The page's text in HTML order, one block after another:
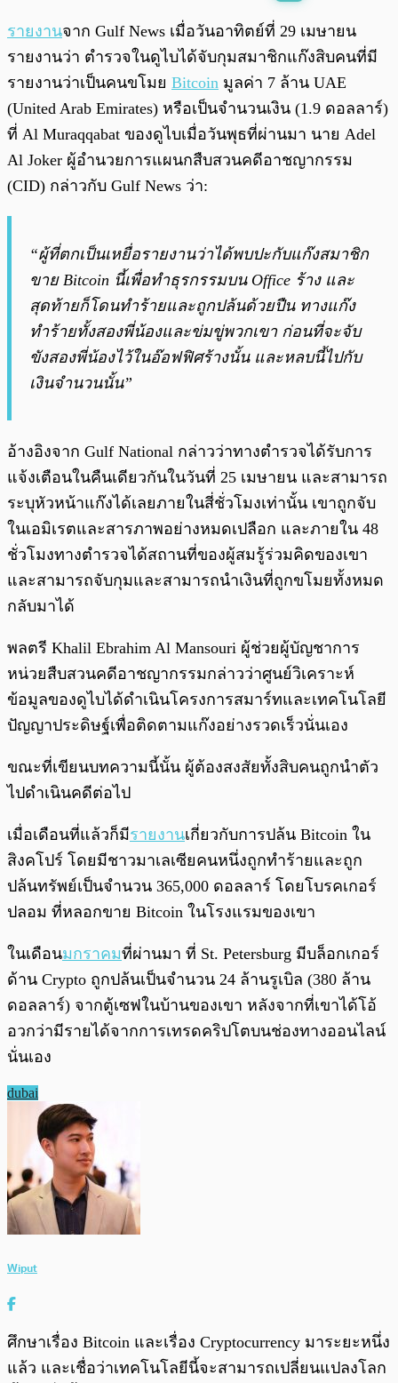
รายงานจาก Gulf News เมื่อวันอาทิตย์ที่ 29 เมษายน
รายงานว่า ตำรวจในดูไบได้จับกุมสมาชิกแก๊งสิบคนที่มี
รายงานว่าเป็นคนขโมย Bitcoin มูลค่า 7 ล้าน UAE
(United Arab Emirates) หรือเป็นจำนวนเงิน (1.9 ดอลลาร์)
ที่ Al Muraqqabat ของดูไบเมื่อวันพุธที่ผ่านมา นาย Adel
Al Joker ผู้อำนวยการแผนกสืบสวนคดีอาชญากรรม
(CID) กล่าวกับ Gulf News ว่า:
“ผู้ที่ตกเป็นเหยื่อรายงานว่าได้พบปะกับแก๊งสมาชิก
ขาย Bitcoin นี้เพื่อทำธุรกรรมบน Office ร้าง และ
สุดท้ายก็โดนทำร้ายและถูกปล้นด้วยปืน ทางแก๊ง
ทำร้ายทั้งสองพี่น้องและข่มขู่พวกเขา ก่อนที่จะจับ
ขังสองพี่น้องไว้ในอ๊อฟฟิศร้างนั้น และหลบนี้ไปกับ
เงินจำนวนนั้น”
อ้างอิงจาก Gulf National กล่าวว่าทางตำรวจได้รับการ
แจ้งเตือนในคืนเดียวกันในวันที่ 25 เมษายน และสามารถ
ระบุหัวหน้าแก๊งได้เลยภายในสี่ชั่วโมงเท่านั้น เขาถูกจับ
ในเอมิเรตและสารภาพอย่างหมดเปลือก และภายใน 48
ชั่วโมงทางตำรวจได้สถานที่ของผู้สมรู้ร่วมคิดของเขา
และสามารถจับกุมและสามารถนำเงินที่ถูกขโมยทั้งหมด
กลับมาได้
พลตรี Khalil Ebrahim Al Mansouri ผู้ช่วยผู้บัญชาการ
หน่วยสืบสวนคดีอาชญากรรมกล่าวว่าศูนย์วิเคราะห์
ข้อมูลของดูไบได้ดำเนินโครงการสมาร์ทและเทคโนโลยี
ปัญญาประดิษฐ์เพื่อติดตามแก๊งอย่างรวดเร็วนั่นเอง
ขณะที่เขียนบทความนี้นั้น ผู้ต้องสงสัยทั้งสิบคนถูกนำตัว
ไปดำเนินคดีต่อไป
เมื่อเดือนที่แล้วก็มีรายงานเกี่ยวกับการปล้น Bitcoin ใน
สิงคโปร์ โดยมีชาวมาเลเซียคนหนึ่งถูกทำร้ายและถูก
ปล้นทรัพย์เป็นจำนวน 365,000 ดอลลาร์ โดยโบรคเกอร์
ปลอม ที่หลอกขาย Bitcoin ในโรงแรมของเขา
ในเดือนมกราคมที่ผ่านมา ที่ St. Petersburg มีบล็อกเกอร์
ด้าน Crypto ถูกปล้นเป็นจำนวน 24 ล้านรูเบิล (380 ล้าน
ดอลลาร์) จากตู้เซฟในบ้านของเขา หลังจากที่เขาได้โอ้
อวกว่ามีรายได้จากการเทรดคริปโตบนช่องทางออนไลน์
นั่นเอง
dubai
Wiput
ศึกษาเรื่อง Bitcoin และเรื่อง Cryptocurrency มาระยะหนึ่ง
แล้ว และเชื่อว่าเทคโนโลยีนี้จะสามารถเปลี่ยนแปลงโลก